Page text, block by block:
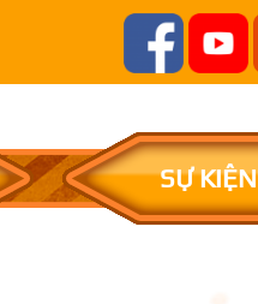
SỰ KIỆN